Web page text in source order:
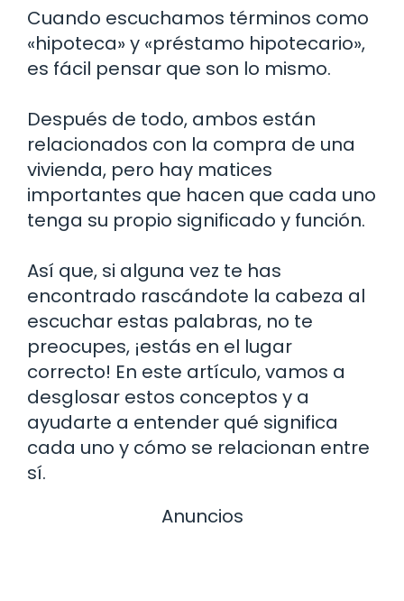
Cuando escuchamos términos como
«hipoteca» y «préstamo hipotecario»,
es fácil pensar que son lo mismo.
Después de todo, ambos están
relacionados con la compra de una
vivienda, pero hay matices
importantes que hacen que cada uno
tenga su propio significado y función.
Así que, si alguna vez te has
encontrado rascándote la cabeza al
escuchar estas palabras, no te
preocupes, ¡estás en el lugar
correcto! En este artículo, vamos a
desglosar estos conceptos y a
ayudarte a entender qué significa
cada uno y cómo se relacionan entre
sí.
Anuncios